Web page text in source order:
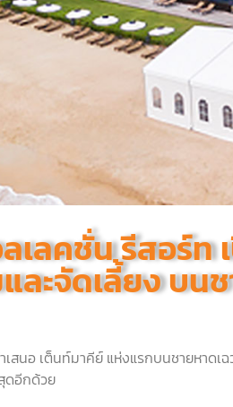
เลคชั่น รีสอร์ท
ละจัดเลี้ยง บน
สนอ เต็นท์มาคีย์ แห่งแรกบนชายหาดเ
ดอีกด้วย